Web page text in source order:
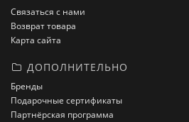
Связаться с нами
Возврат товара
Карта сайта
ДОПОЛНИТЕЛЬНО
Бренды
Подарочные сертификаты
Партнёрская программа